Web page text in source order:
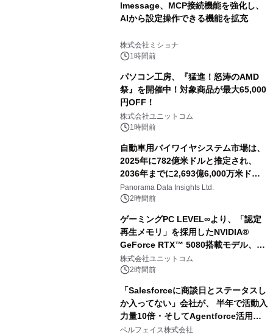
lmessage、MCP接続機能を強化し、
AIから設定操作できる機能を拡充
株式会社ミショナ
1時間前
パソコン工房、『猛進！怒涛のAMD
祭』を開催中！対象商品が最大65,000
円OFF！
株式会社ユニットコム
1時間前
自動車用バイワイヤシステム市場は、
2025年に782億米ドルと推定され、
2036年までに2,693億6,000万米ドル
に達すると予測されており、予測期間
（2026年～2036年）
Panorama Data Insights Ltd.
2時間前
ゲーミングPC LEVEL∞より、「認定
再生メモリ」を採用したNVIDIA®
GeForce RTX™ 5080搭載モデル、
NVIDIA® GeForce RTX™ 5070 Ti搭
載モデルを販売開始
株式会社ユニットコム
2時間前
「Salesforceに商談日とステータスし
か入ってない」会社が、 半年で活動入
力量10倍・そしてAgentforce活用へ
── 敷島住宅×bellSalesAI事例公開
ベルフェイス株式会社